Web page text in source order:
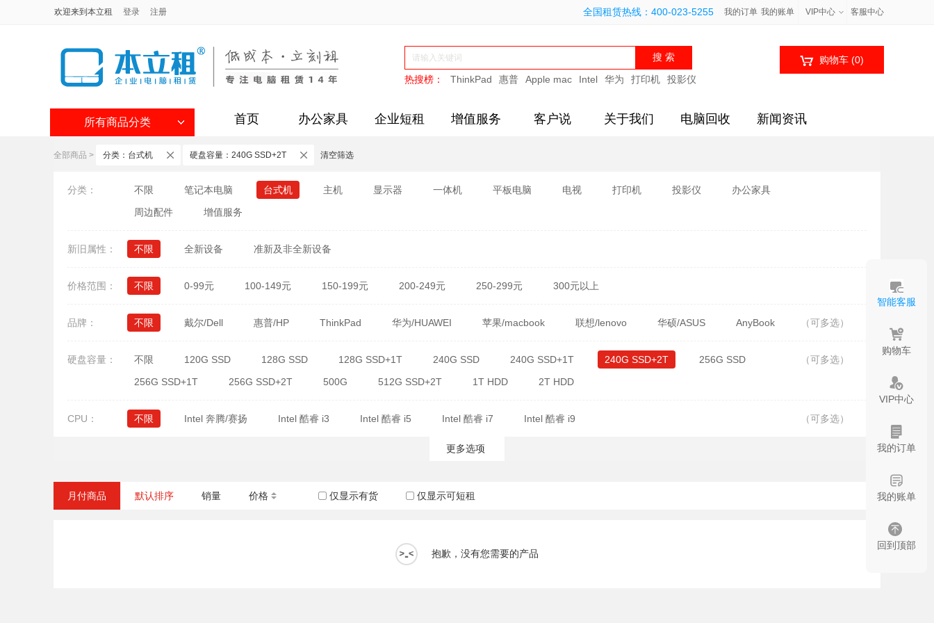
客服中心
全国租赁热线：400-023-5255 我的订单 我的账单 VIP中心
欢迎来到本立租 登录 注册
热搜榜： ThinkPad 惠普 Apple mac Intel 华为 打印机 投影仪
 购物车 (0)
所有商品分类 首页 办公家具 企业短租 增值服务 客户说 关于我们 电脑回收 新闻资讯
全部商品 > 分类：台式机 硬盘容量：240G SSD+2T 清空筛选
分类： 不限 笔记本电脑 台式机 主机 显示器 一体机 平板电脑 电视 打印机 投影仪
办公家具
周边配件
增值服务
新旧属性： 不限 全新设备 准新及非全新设备
价格范围： 不限 0-99元 100-149元 150-199元 200-249元 250-299元 300元以上
品牌： 不限 戴尔/Dell 惠普/HP ThinkPad 华为/HUAWEI 苹果/macbook 联想/lenovo 华硕/ASUS AnyBook （可多选）
硬盘容量： 不限 120G SSD 128G SSD 128G SSD+1T 240G SSD 240G SSD+1T 240G SSD+2T
256G SSD
256G SSD+1T
256G SSD+2T 500G 512G SSD+2T 1T HDD 2T HDD
（可多选）
CPU： 不限 Intel 奔腾/赛扬 Intel 酷睿 i3 Intel 酷睿 i5 Intel 酷睿 i7 Intel 酷睿 i9 （可多选）
更多选项
月付商品 默认排序 销量 价格 仅显示有货 仅显示可短租
抱歉，没有您需要的产品
智能客服
购物车
VIP中心
我的订单
我的账单
回到顶部